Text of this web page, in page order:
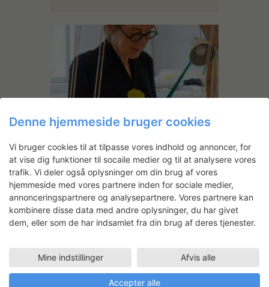
Denne hjemmeside bruger cookies
Vi bruger cookies til at tilpasse vores indhold og annoncer, for
at vise dig funktioner til socaile medier og til at analysere vores
trafik. Vi deler også oplysninger om din brug af vores
hjemmeside med vores partnere inden for sociale medier,
annonceringspartnere og analysepartnere. Vores partnere kan
kombinere disse data med andre oplysninger, du har givet
dem, eller som de har indsamlet fra din brug af deres tjenester.
Mine indstillinger Afvis alle
Accepter alle